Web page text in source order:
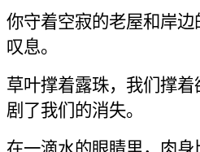
你守着空寂的老屋和岸
叹息。
草叶撑着露珠，我们撑
剧了我们的消失。